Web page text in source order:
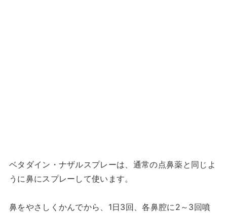
ベタダイン・ナザルスプレーは、通常の点鼻薬と同じよ
うに鼻にスプレーして使います。
鼻をやさしくかんでから、1日3回、各鼻腔に2～3回噴